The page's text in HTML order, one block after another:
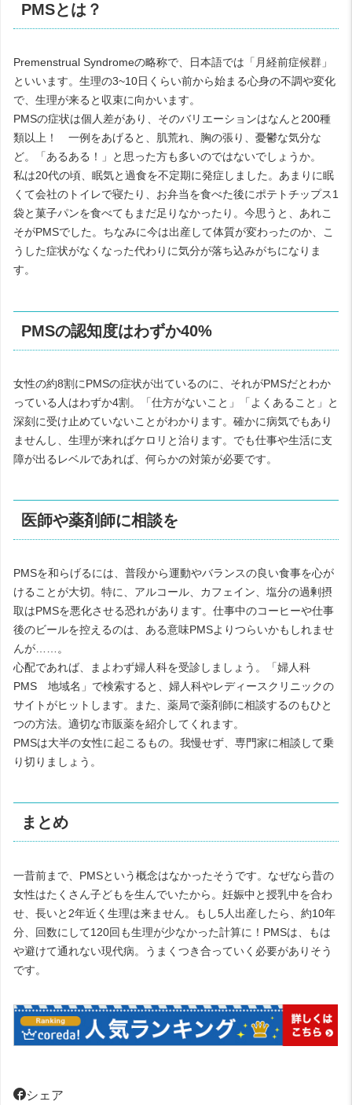
PMSとは？
Premenstrual Syndromeの略称で、日本語では「月経前症候群」
といいます。生理の3~10日くらい前から始まる心身の不調や変化
で、生理が来ると収束に向かいます。
PMSの症状は個人差があり、そのバリエーションはなんと200種
類以上！ 一例をあげると、肌荒れ、胸の張り、憂鬱な気分な
ど。「あるある！」と思った方も多いのではないでしょうか。
私は20代の頃、眠気と過食を不定期に発症しました。あまりに眠
くて会社のトイレで寝たり、お弁当を食べた後にポテトチップス1
袋と菓子パンを食べてもまだ足りなかったり。今思うと、あれこ
そがPMSでした。ちなみに今は出産して体質が変わったのか、こ
うした症状がなくなった代わりに気分が落ち込みがちになりま
す。
PMSの認知度はわずか40%
女性の約8割にPMSの症状が出ているのに、それがPMSだとわか
っている人はわずか4割。「仕方がないこと」「よくあること」と
深刻に受け止めていないことがわかります。確かに病気でもあり
ませんし、生理が来ればケロリと治ります。でも仕事や生活に支
障が出るレベルであれば、何らかの対策が必要です。
医師や薬剤師に相談を
PMSを和らげるには、普段から運動やバランスの良い食事を心が
けることが大切。特に、アルコール、カフェイン、塩分の過剰摂
取はPMSを悪化させる恐れがあります。仕事中のコーヒーや仕事
後のビールを控えるのは、ある意味PMSよりつらいかもしれませ
んが……。
心配であれば、まよわず婦人科を受診しましょう。「婦人科
PMS 地域名」で検索すると、婦人科やレディースクリニックの
サイトがヒットします。また、薬局で薬剤師に相談するのもひと
つの方法。適切な市販薬を紹介してくれます。
PMSは大半の女性に起こるもの。我慢せず、専門家に相談して乗
り切りましょう。
まとめ
一昔前まで、PMSという概念はなかったそうです。なぜなら昔の
女性はたくさん子どもを生んでいたから。妊娠中と授乳中を合わ
せ、長いと2年近く生理は来ません。もし5人出産したら、約10年
分、回数にして120回も生理が少なかった計算に！PMSは、もは
や避けて通れない現代病。うまくつき合っていく必要がありそう
です。
シェア